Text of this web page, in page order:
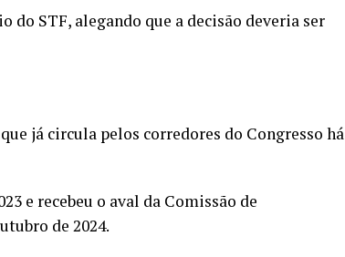
do STF, alegando que a decisão deveria ser
já circula pelos corredores do Congresso há
e recebeu o aval da Comissão de
de 2024.